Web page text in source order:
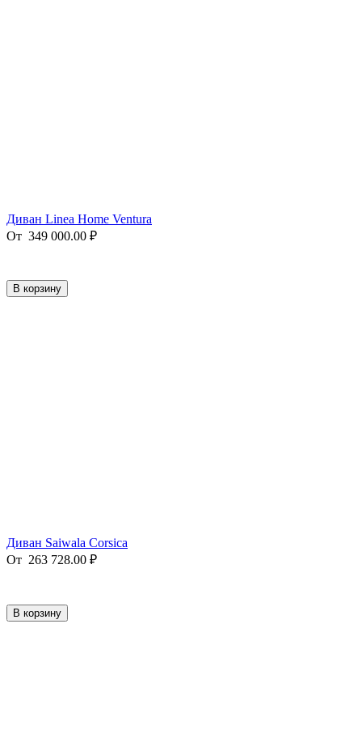
Диван Linea Home Ventura
От 349 000.00 ₽
В корзину
Диван Saiwala Corsica
От 263 728.00 ₽
В корзину